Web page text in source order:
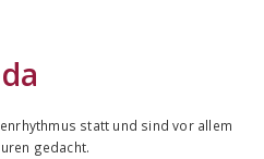
statt und sind vor allem
gedacht.